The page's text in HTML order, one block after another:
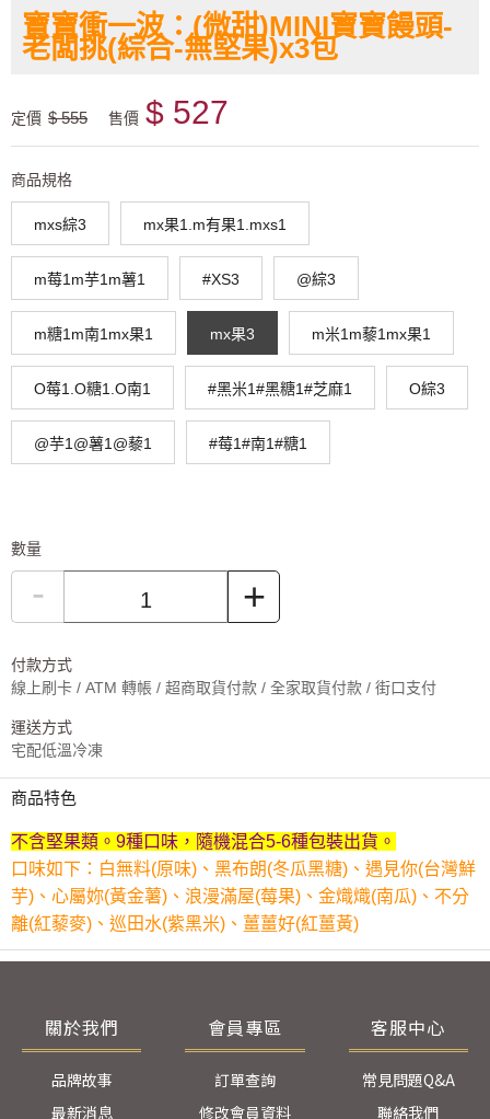
寶寶衝一波：(微甜)MINI寶寶饅頭-
老闆挑(綜合-無堅果)x3包
定價 $ 555 售價 $ 527
商品規格
mxs綜3 mx果1.m有果1.mxs1
m莓1m芋1m薯1 #XS3 @綜3
m糖1m南1mx果1 mx果3 m米1m藜1mx果1
O莓1.O糖1.O南1 #黑米1#黑糖1#芝麻1 O綜3
@芋1@薯1@藜1 #莓1#南1#糖1
數量
- +
付款方式
線上刷卡 / ATM 轉帳 / 超商取貨付款 / 全家取貨付款 / 街口支付
運送方式
宅配低溫冷凍
商品特色
不含堅果類。9種口味，隨機混合5-6種包裝出貨。
口味如下：白無料(原味)、黑布朗(冬瓜黑糖)、遇見你(台灣鮮
芋)、心屬妳(黃金薯)、浪漫滿屋(莓果)、金熾熾(南瓜)、不分
離(紅藜麥)、巡田水(紫黑米)、薑薑好(紅薑黃)
關於我們
品牌故事
最新消息
會員專區
訂單查詢
修改會員資料
客服中心
常見問題Q&A
聯絡我們